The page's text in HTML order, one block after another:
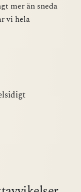
mer än sneda
vi hela